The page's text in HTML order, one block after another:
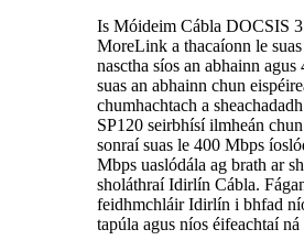
Is Móideim Cábla DOCSIS
MoreLink a thacaíonn le
nasctha síos an abhainn agus
suas an abhainn chun
chumhachtach a
SP120 seirbhísí ilmheán
sonraí suas le 400 Mbps
Mbps uaslódála ag brath ar
sholáthraí Idirlín Cábla.
feidhmchláir Idirlín i bhfad
tapúla agus níos éifeachtaí ná